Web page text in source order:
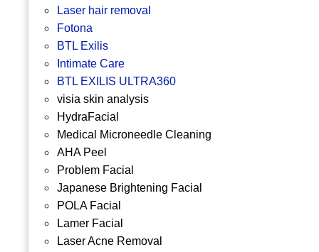
Laser hair removal
Fotona
BTL Exilis
Intimate Care
BTL EXILIS ULTRA360
visia skin analysis
HydraFacial
Medical Microneedle Cleaning
AHA Peel
Problem Facial
Japanese Brightening Facial
POLA Facial
Lamer Facial
Laser Acne Removal